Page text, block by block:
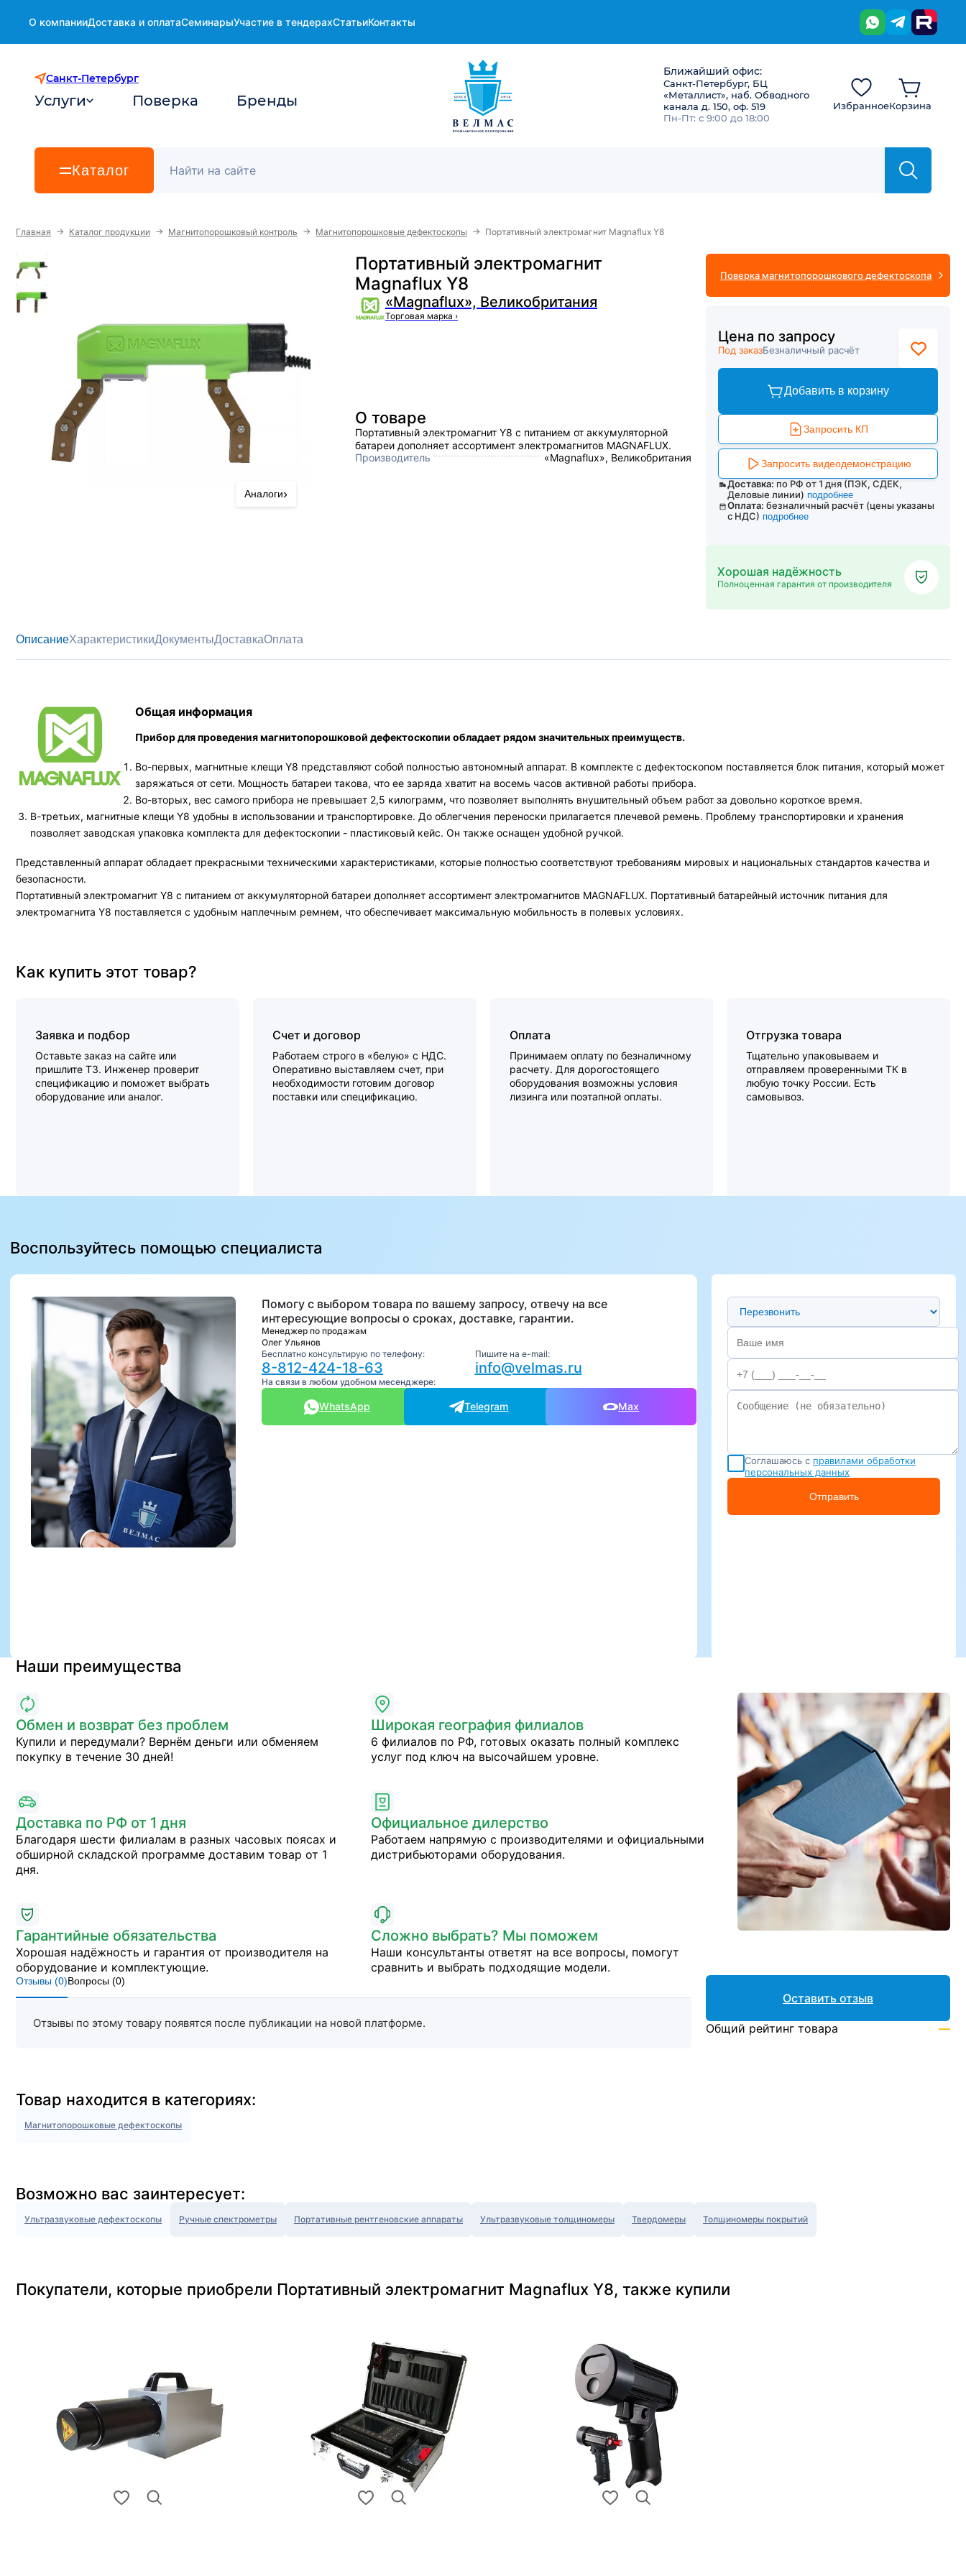
О компанииДоставка и оплатаСеминарыУчастие в тендерахСтатьиКонтакты
Санкт-Петербург
Услуги Поверка Бренды
Ближайший офис:
Санкт-Петербург, БЦ
«Металлист», наб. Обводного
канала д. 150, оф. 519
Пн-Пт: с 9:00 до 18:00
ИзбранноеКорзина
Каталог
Главная → Каталог продукции → Магнитопорошковый контроль → Магнитопорошковые дефектоскопы → Портативный электромагнит Magnaflux Y8
Портативный электромагнит
Magnaflux Y8
«Magnaflux», Великобритания
Торговая марка ›
Аналоги›
О товаре
Портативный электромагнит Y8 с питанием от аккумуляторной
батареи дополняет ассортимент электромагнитов MAGNAFLUX.
Производитель
«Magnaflux», Великобритания
Поверка магнитопорошкового дефектоскопа
Цена по запросу
Под заказБезналичный расчёт
Добавить в корзину
Запросить КП
Запросить видеодемонстрацию
Доставка: по РФ от 1 дня (ПЭК, СДЕК,
Деловые линии) подробнее
Оплата: безналичный расчёт (цены указаны
с НДС) подробнее
Хорошая надёжность
Полноценная гарантия от производителя
ОписаниеХарактеристикиДокументыДоставкаОплата
Общая информация
Прибор для проведения магнитопорошковой дефектоскопии обладает рядом значительных преимуществ.
Во-первых, магнитные клещи Y8 представляют собой полностью автономный аппарат. В комплекте с дефектоскопом поставляется блок питания, который может
заряжаться от сети. Мощность батареи такова, что ее заряда хватит на восемь часов активной работы прибора.
Во-вторых, вес самого прибора не превышает 2,5 килограмм, что позволяет выполнять внушительный объем работ за довольно короткое время.
В-третьих, магнитные клещи Y8 удобны в использовании и транспортировке. До облегчения переноски прилагается плечевой ремень. Проблему транспортировки и хранения
позволяет заводская упаковка комплекта для дефектоскопии - пластиковый кейс. Он также оснащен удобной ручкой.
Представленный аппарат обладает прекрасными техническими характеристиками, которые полностью соответствуют требованиям мировых и национальных стандартов качества и
безопасности.
Портативный электромагнит Y8 с питанием от аккумуляторной батареи дополняет ассортимент электромагнитов MAGNAFLUX. Портативный батарейный источник питания для
электромагнита Y8 поставляется с удобным наплечным ремнем, что обеспечивает максимальную мобильность в полевых условиях.
Как купить этот товар?
Заявка и подбор
Оставьте заказ на сайте или
пришлите ТЗ. Инженер проверит
спецификацию и поможет выбрать
оборудование или аналог.
Счет и договор
Работаем строго в «белую» с НДС.
Оперативно выставляем счет, при
необходимости готовим договор
поставки или спецификацию.
Оплата
Принимаем оплату по безналичному
расчету. Для дорогостоящего
оборудования возможны условия
лизинга или поэтапной оплаты.
Отгрузка товара
Тщательно упаковываем и
отправляем проверенными ТК в
любую точку России. Есть
самовывоз.
Воспользуйтесь помощью специалиста
Помогу с выбором товара по вашему запросу, отвечу на все
интересующие вопросы о сроках, доставке, гарантии.
Менеджер по продажам
Олег Ульянов
Бесплатно консультирую по телефону:
8-812-424-18-63
Пишите на e-mail:
info@velmas.ru
На связи в любом удобном месенджере:
WhatsApp Telegram Max
Предпочтительный способ связи
Соглашаюсь с правилами обработки
персональных данных
Отправить
Наши преимущества
Обмен и возврат без проблем
Купили и передумали? Вернём деньги или обменяем
покупку в течение 30 дней!
Широкая география филиалов
6 филиалов по РФ, готовых оказать полный комплекс
услуг под ключ на высочайшем уровне.
Доставка по РФ от 1 дня
Благодаря шести филиалам в разных часовых поясах и
обширной складской программе доставим товар от 1
дня.
Официальное дилерство
Работаем напрямую с производителями и официальными
дистрибьюторами оборудования.
Гарантийные обязательства
Хорошая надёжность и гарантия от производителя на
оборудование и комплектующие.
Сложно выбрать? Мы поможем
Наши консультанты ответят на все вопросы, помогут
сравнить и выбрать подходящие модели.
Отзывы (0)Вопросы (0)
Отзывы по этому товару появятся после публикации на новой платформе.
Оставить отзыв
Общий рейтинг товара —
Товар находится в категориях:
Магнитопорошковые дефектоскопы
Возможно вас заинтересует:
Ультразвуковые дефектоскопы Ручные спектрометры Портативные рентгеновские аппараты Ультразвуковые толщиномеры Твердомеры Толщиномеры покрытий
Покупатели, которые приобрели Портативный электромагнит Magnaflux Y8, также купили